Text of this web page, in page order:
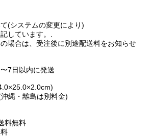
(システムの変更により)
しています。.
場合は、受注後に別途配送料をお知らせ
7日以内に発送
縄・離島は別料金)
料無料